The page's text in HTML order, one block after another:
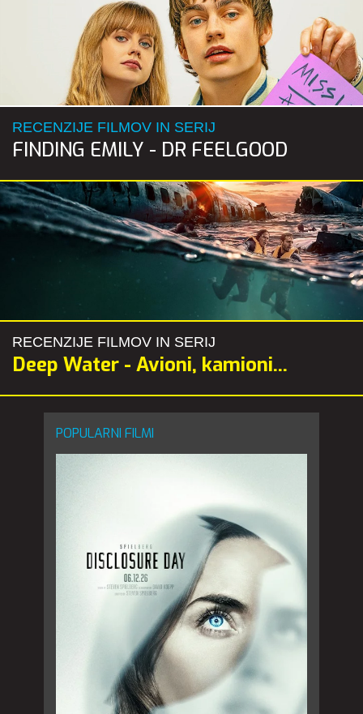
RECENZIJE FILMOV IN SERIJ
FINDING EMILY - DR FEELGOOD
RECENZIJE FILMOV IN SERIJ
Deep Water - Avioni, kamioni...
POPULARNI FILMI